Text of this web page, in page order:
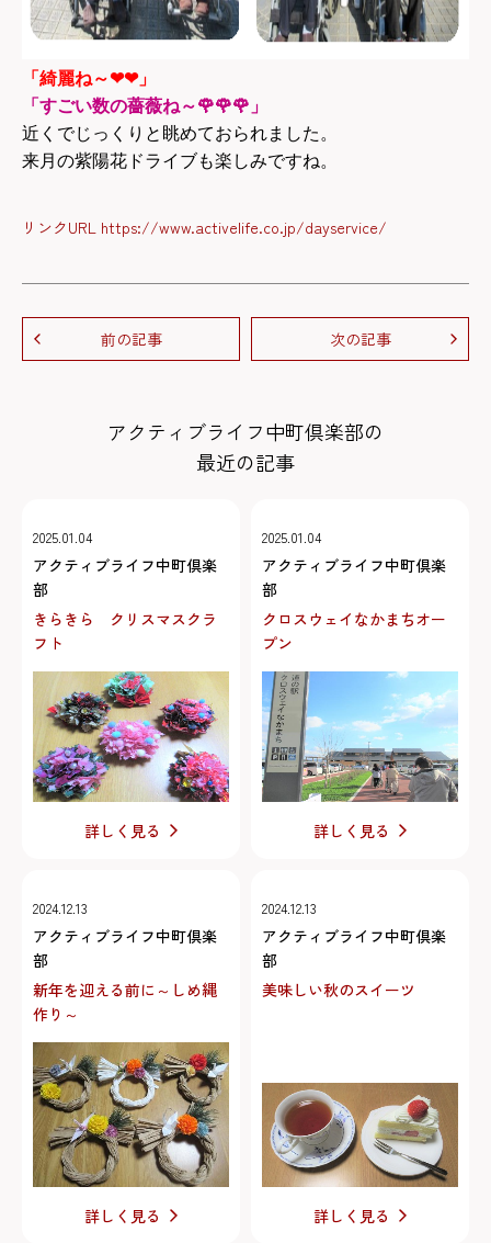
「綺麗ね～❤❤」
「すごい数の薔薇ね～🌹🌹🌹」
近くでじっくりと眺めておられました。
来月の紫陽花ドライブも楽しみですね。
リンクURL https://www.activelife.co.jp/dayservice/
前の記事 次の記事
アクティブライフ中町倶楽部の
最近の記事
2025.01.04
アクティブライフ中町倶楽
部
きらきら クリスマスクラ
フト
詳しく見る
2025.01.04
アクティブライフ中町倶楽
部
クロスウェイなかまちオー
プン
詳しく見る
2024.12.13
アクティブライフ中町倶楽
部
新年を迎える前に～しめ縄
作り～
詳しく見る
2024.12.13
アクティブライフ中町倶楽
部
美味しい秋のスイーツ
詳しく見る